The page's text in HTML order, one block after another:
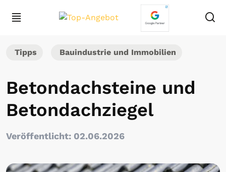
Tipps Bauindustrie und Immobilien
Betondachsteine und
Betondachziegel
Veröffentlicht: 02.06.2026